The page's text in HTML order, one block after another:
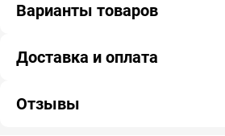
Варианты товаров
Доставка и оплата
Отзывы